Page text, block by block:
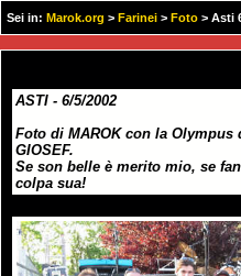
Sei in: Marok.org > Farinei > Foto > Asti
ASTI - 6/5/2002
Foto di MAROK con la Olympus
GIOSEF.
Se son belle è merito mio, se
colpa sua!